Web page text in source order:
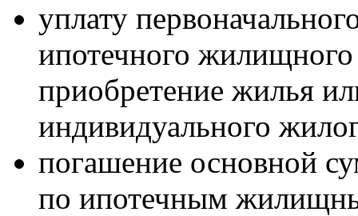
уплату
ипотечного
приобретение жилья
индивидуального
погашение основной
по ипотечным